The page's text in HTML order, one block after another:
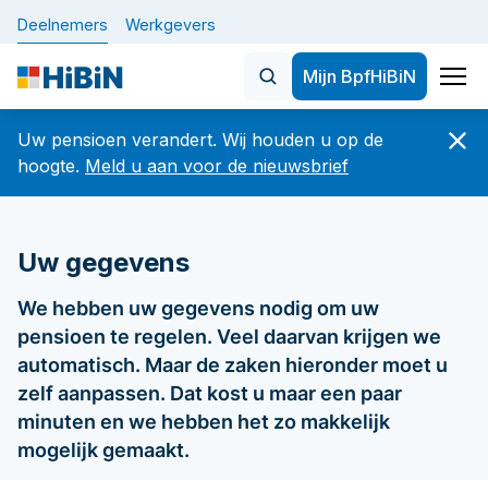
Deelnemers Werkgevers
Mijn BpfHiBiN
Nieuws
Plan uw pensioen
Hoeveel en wanneer
Verandering in werk of privé
Uw gegevens
BELANGRIJK: let op veranderingen in uw
dienstverband vóór of op 1 oktober 2026
De nieuwe pensioenregeling (WTP)
Nieuwsbrief
Betaaldatums, specificaties en jaaropgaven
Uw pensioen verandert. Wij houden u op de
hoogte. Meld u aan voor de nieuwsbrief
Uw gegevens
We hebben uw gegevens nodig om uw
pensioen te regelen. Veel daarvan krijgen we
automatisch. Maar de zaken hieronder moet u
zelf aanpassen. Dat kost u maar een paar
minuten en we hebben het zo makkelijk
mogelijk gemaakt.